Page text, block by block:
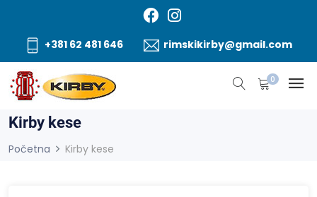
+381 62 481 646 rimskikirby@gmail.com
0
Kirby kese
Početna Kirby kese